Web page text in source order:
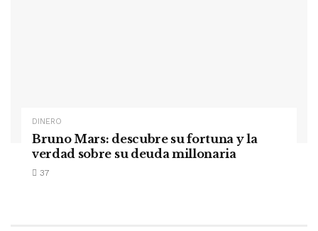
DINERO
Bruno Mars: descubre su fortuna y la
verdad sobre su deuda millonaria
37